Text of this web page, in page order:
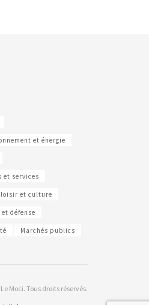
et énergie
et services
loisir et culture
défense
Marchés publics
Moci. Tous droits réservés.